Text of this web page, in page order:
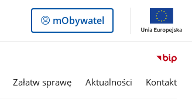
Logowanie
do
mObywatel
Załatw sprawę Aktualności Kontakt